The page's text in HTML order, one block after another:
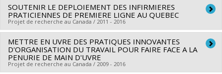
Société et culture (FQRSC)
Grant programs:PVXXXXXX-(AC) Actions concertées -
générique
Lead researcher : Carl Ardy Dubois
Funding sources:FRQS/Fonds de recherche du Québec -
Santé (FRSQ)
Grant programs:PVXXXXXX-Bourse de chercheur-boursier :
Senior
SOUTENIR LE DEPLOIEMENT DES INFIRMIERES
PRATICIENNES DE PREMIERE LIGNE AU QUEBEC
Projet de recherche au Canada / 2011 - 2016
Lead researcher : Damien Contandriopoulos
Co-researchers : Marie-Dominique Beaulieu, Carl Ardy
Dubois,Danielle D'Amour ,Isabelle Brault
METTRE EN UVRE DES PRATIQUES INNOVANTES
D'ORGANISATION DU TRAVAIL POUR FAIRE FACE A LA
PENURIE DE MAIN D'UVRE
Projet de recherche au Canada / 2009 - 2016